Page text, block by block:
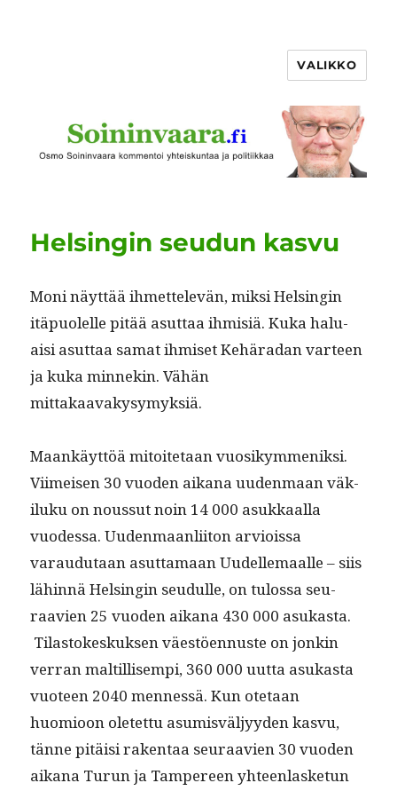
VALIKKO
Helsingin seudun kasvu
Moni näyt­tää ihmettelevän, mik­si Helsin­gin
itäpuolelle pitää asut­taa ihmisiä. Kuka halu­
aisi asut­taa samat ihmiset Kehäradan var­teen
ja kuka min­nekin. Vähän
mittakaavakysymyksiä.
Maankäyt­töä mitoite­taan vuosikym­meniksi.
Viimeisen 30 vuo­den aikana uuden­maan väk­
iluku on nous­sut noin 14 000 asukkaal­la
vuodessa. Uuden­maan­li­iton arviois­sa
varaudu­taan asut­ta­maan Uudelle­maalle – siis
lähin­nä Helsin­gin seudulle, on tulos­sa seu­
raavien 25 vuo­den aikana 430 000 asukas­ta.
Tilas­tokeskuk­sen väestöen­nuste on jonkin
ver­ran maltil­lisem­pi, 360 000 uut­ta asukas­ta
vuo­teen 2040 men­nessä. Kun ote­taan
huomioon oletet­tu asum­isväljyy­den kasvu,
tänne pitäisi rak­en­taa seu­raavien 30 vuo­den
aikana Turun ja Tam­pereen yhteen­las­ke­tun